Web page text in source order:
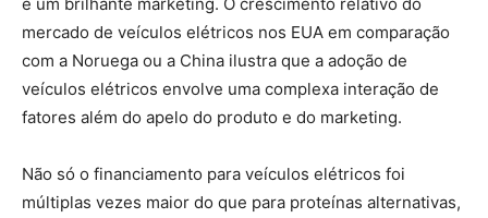
mercado de veículos elétricos nos EUA em comparação
com a Noruega ou a China ilustra que a adoção de
veículos elétricos envolve uma complexa interação de
fatores além do apelo do produto e do marketing.
Não só o financiamento para veículos elétricos foi
múltiplas vezes maior do que para proteínas alternativas,